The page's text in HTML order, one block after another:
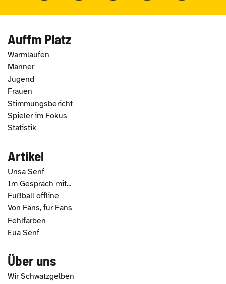
Auffm Platz
Warmlaufen
Männer
Jugend
Frauen
Stimmungsbericht
Spieler im Fokus
Statistik
Artikel
Unsa Senf
Im Gespräch mit...
Fußball offline
Von Fans, für Fans
Fehlfarben
Eua Senf
Über uns
Wir Schwatzgelben